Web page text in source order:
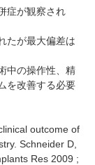
症が観察され
たが最大偏差は
中の操作性、精
を改善する必要
outcome of
Schneider D,
Res 2009 ;